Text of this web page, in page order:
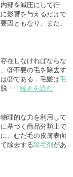
部を減圧にして行
影響を与えるだけで
因ともなり、また、
在しなければならな
③不要の毛を除去す
②である．毛髪は毛
･･･ 続きを読む
理的な力を利用して
に基づく商品分類上で
、むだ毛の皮膚表面
除去する除毛剤 があ